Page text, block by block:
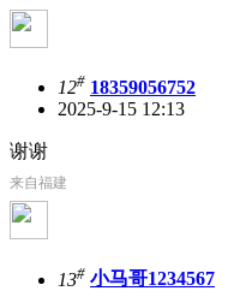
12# 18359056752
2025-9-15 12:13
谢谢
来自福建
13# 小马哥1234567